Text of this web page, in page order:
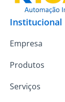
Institucional
Empresa
Produtos
Serviços